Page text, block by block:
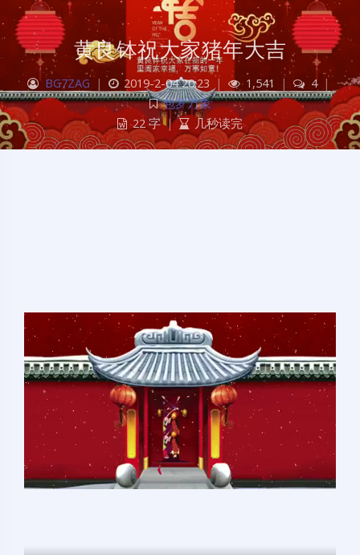
黄良钵祝大家猪年大吉
BG7ZAG | 2019-2-04 20:23 | 1,541 | 4 |
包罗万象
22 字 | 几秒读完